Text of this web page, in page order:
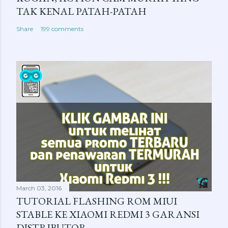
t
TAK KENAL PATAH-PATAH
Share 199 comments
March 03, 2016
TUTORIAL FLASHING ROM MIUI
STABLE KE XIAOMI REDMI 3 GARANSI